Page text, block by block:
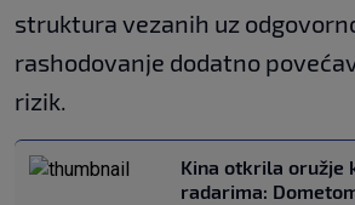
struktura vezanih uz
rashodovanje dodatno
rizik.
Kina otkrila oružje
radarima: